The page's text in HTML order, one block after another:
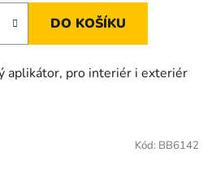
DO KOŠÍKU
aplikátor, pro interiér i exteriér
Kód: BB6142